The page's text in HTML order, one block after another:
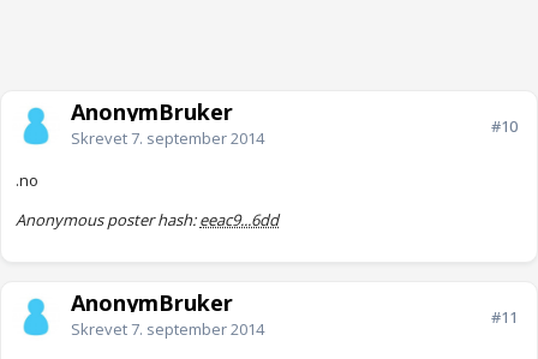
AnonymBruker
Skrevet7. september 2014
#10
.no
Anonymous poster hash:eeac9...6dd
AnonymBruker
Skrevet7. september 2014
#11